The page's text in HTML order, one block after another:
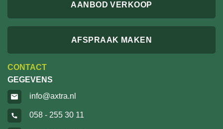
AANBOD VERKOOP
AFSPRAAK MAKEN
CONTACT
GEGEVENS
info@axtra.nl
058 - 255 30 11